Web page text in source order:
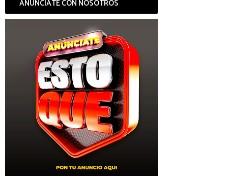
ANÚNCIATE CON NOSOTROS